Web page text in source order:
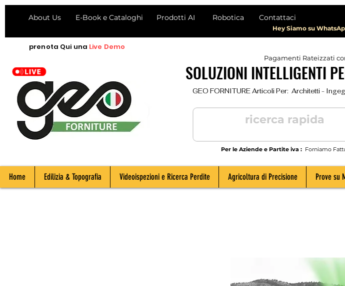
About Us E-Book e Cataloghi Prodotti AI Robotica Contattaci
Hey Siamo su
prenota Qui una Live Demo
Pagamenti Rateizzati
SOLUZIONI INTELLIGENTI
GEO FORNITURE Articoli Per:  Architetti -
Per le Aziende e Partite iva : Forniamo
Home Edilizia & Topografia Videoispezioni e Ricerca Perdite Agricoltura di Precisione Prove su